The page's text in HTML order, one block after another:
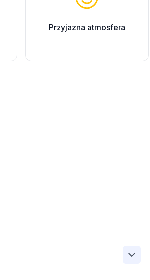
Przyjazna atmosfera